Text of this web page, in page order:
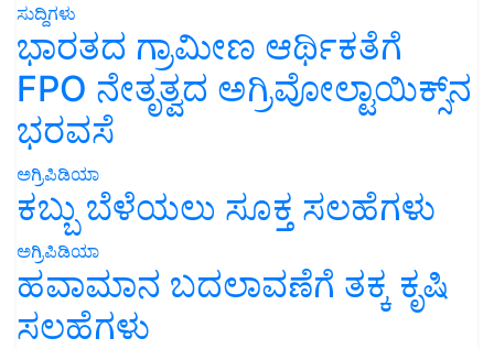
ಸುದ್ದಿಗಳು
ಭಾರತದ ಗ್ರಾಮೀಣ ಆರ್ಥಿಕತೆಗೆ
FPO ನೇತೃತ್ವದ ಅಗ್ರಿವೋಲ್ಟಾಯಿಕ್ಸ್‌ನ
ಭರವಸೆ
ಅಗ್ರಿಪಿಡಿಯಾ
ಕಬ್ಬು ಬೆಳೆಯಲು ಸೂಕ್ತ ಸಲಹೆಗಳು
ಅಗ್ರಿಪಿಡಿಯಾ
ಹವಾಮಾನ ಬದಲಾವಣೆಗೆ ತಕ್ಕ ಕೃಷಿ
ಸಲಹೆಗಳು